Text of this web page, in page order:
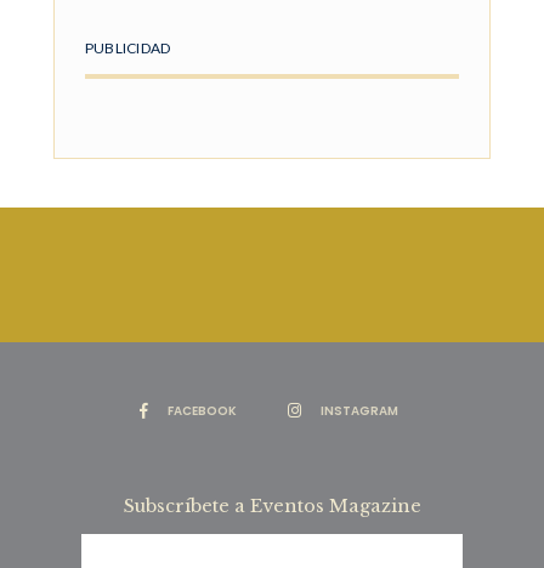
PUBLICIDAD
FACEBOOK INSTAGRAM
Subscríbete a Eventos Magazine